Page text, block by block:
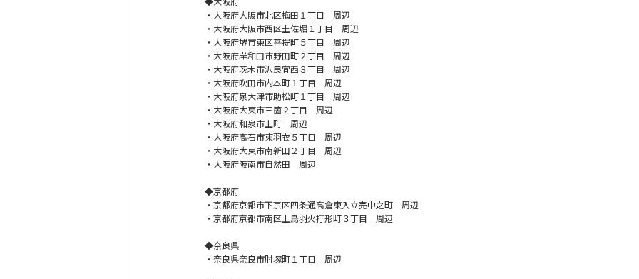
・大阪府大阪市北区梅田１丁目 周辺
・大阪府大阪市西区土佐堀１丁目 周辺
・大阪府堺市東区菩提町５丁目 周辺
・大阪府岸和田市野田町２丁目 周辺
・大阪府茨木市沢良宜西３丁目 周辺
・大阪府吹田市内本町１丁目 周辺
・大阪府泉大津市助松町１丁目 周辺
・大阪府大東市三箇２丁目 周辺
・大阪府和泉市上町 周辺
・大阪府高石市東羽衣５丁目 周辺
・大阪府大東市南新田２丁目 周辺
・大阪府阪南市自然田 周辺
◆京都府
・京都府京都市下京区四条通高倉東入立売中之町 周辺
・京都府京都市南区上鳥羽火打形町３丁目 周辺
◆奈良県
・奈良県奈良市肘塚町１丁目 周辺